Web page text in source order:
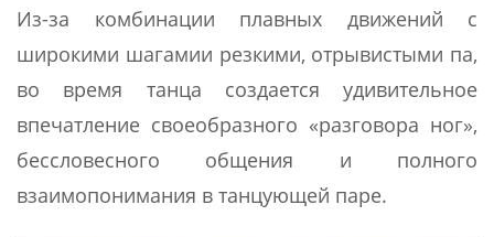
Из-за комбинации плавных движений с
широкими шагамии резкими, отрывистыми па,
во время танца создается удивительное
впечатление своеобразного «разговора ног»,
бессловесного общения и полного
взаимопонимания в танцующей паре.